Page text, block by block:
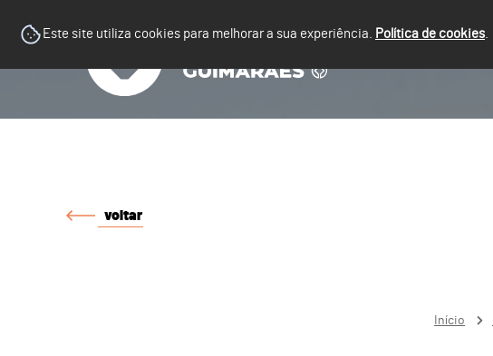
Este site utiliza cookies para melhorar a sua experiência. Política de cookies.
voltar
Início